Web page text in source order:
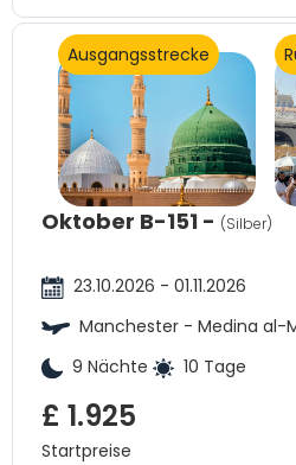
Ausgangsstrecke
Oktober B-151 - (Silber)
23.10.2026 - 01.11.2026
Manchester - Medina al-
9 Nächte
10 Tage
£ 1.925
Startpreise